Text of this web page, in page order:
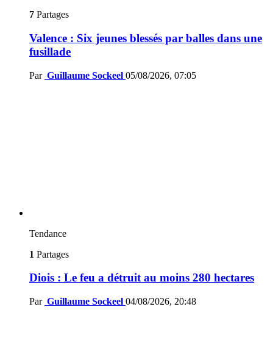
7 Partages
Valence : Six jeunes blessés par balles dans une
fusillade
Par Guillaume Sockeel 05/08/2026, 07:05
Tendance
1 Partages
Diois : Le feu a détruit au moins 280 hectares
Par Guillaume Sockeel 04/08/2026, 20:48